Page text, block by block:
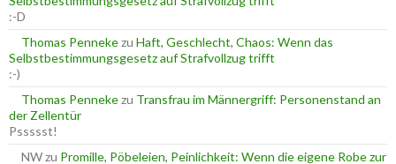
:-D
Thomas Pennekezu Haft, Geschlecht, Chaos: Wenn das
Selbstbestimmungsgesetz auf Strafvollzug trifft
:-)
Thomas Pennekezu Transfrau im Männergriff: Personenstand an
der Zellentür
Pssssst!
NWzu Promille, Pöbeleien, Peinlichkeit: Wenn die eigene Robe zur